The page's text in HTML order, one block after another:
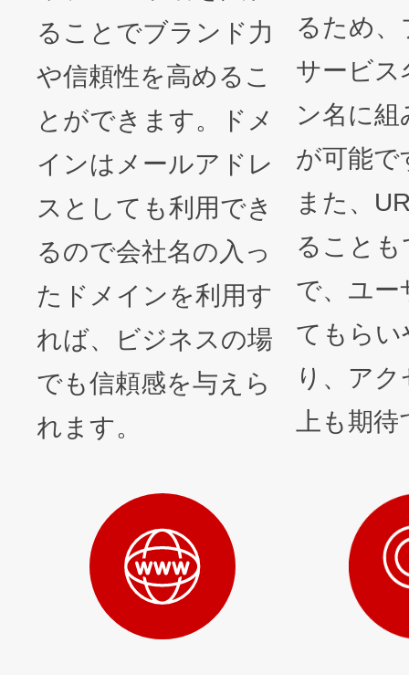
ることでブランド力
や信頼性を高めるこ
とができます。ドメ
インはメールアドレ
スとしても利用でき
るので会社名の入っ
たドメインを利用す
れば、ビジネスの場
でも信頼感を与えら
れます。
るため
サービス
ン名に
が可能で
また、
ること
で、ユー
てもら
り、ア
上も期